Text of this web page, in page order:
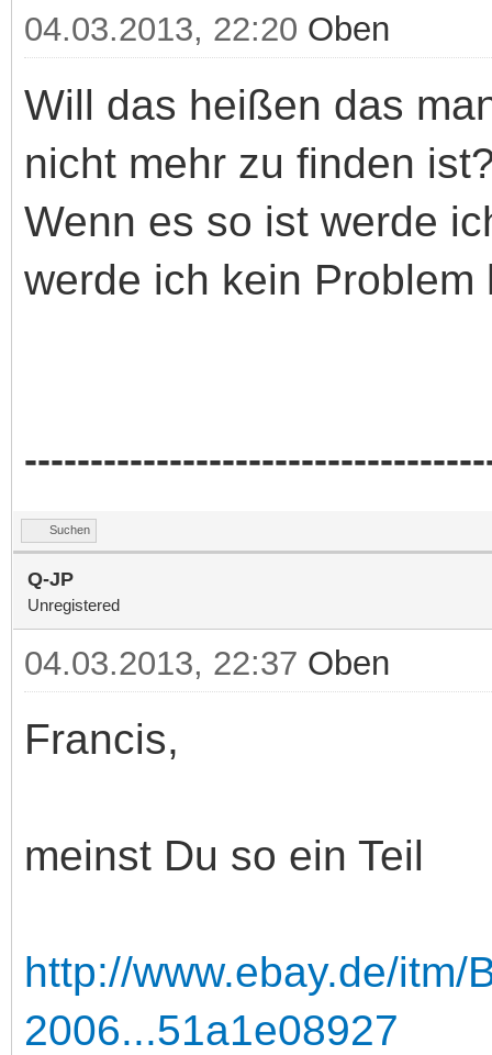
04.03.2013, 22:20 Oben
Will das heißen das
nicht mehr zu finden
Wenn es so ist werde
werde ich kein
Suchen
Q-JP
Unregistered
04.03.2013, 22:37 Oben
Francis,
meinst Du so ein Teil
http://www.ebay.de/itm/
2006...51a1e08927